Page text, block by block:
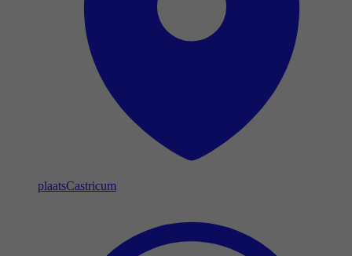
plaatsCastricum